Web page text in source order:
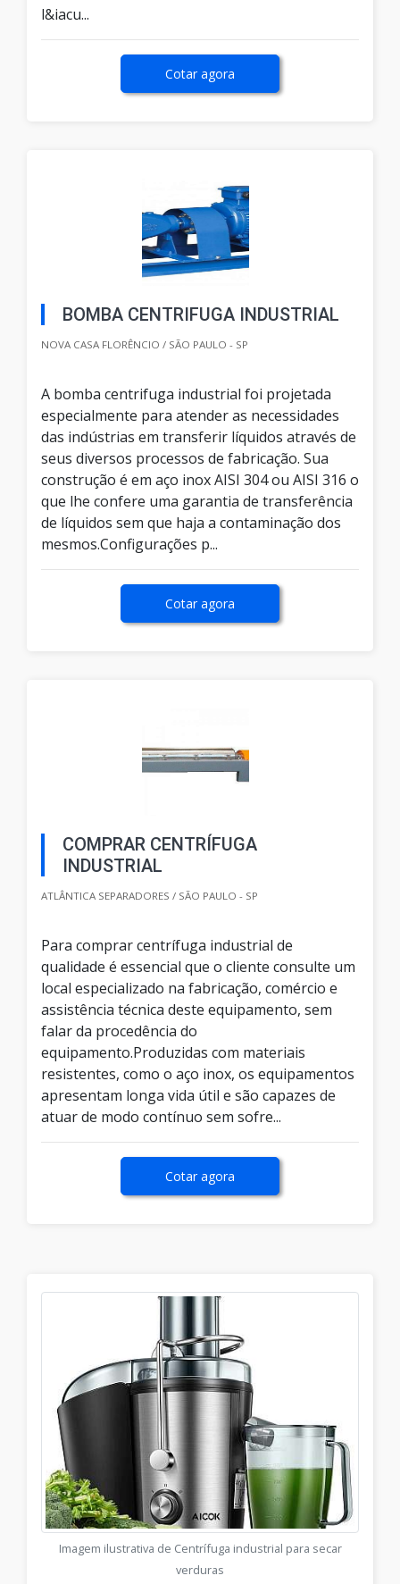
l&iacu...
Cotar agora
BOMBA CENTRIFUGA INDUSTRIAL
NOVA CASA FLORÊNCIO / SÃO PAULO - SP
A bomba centrifuga industrial foi projetada
especialmente para atender as necessidades
das indústrias em transferir líquidos através de
seus diversos processos de fabricação. Sua
construção é em aço inox AISI 304 ou AISI 316 o
que lhe confere uma garantia de transferência
de líquidos sem que haja a contaminação dos
mesmos.Configurações p...
Cotar agora
COMPRAR CENTRÍFUGA
INDUSTRIAL
ATLÂNTICA SEPARADORES / SÃO PAULO - SP
Para comprar centrífuga industrial de
qualidade é essencial que o cliente consulte um
local especializado na fabricação, comércio e
assistência técnica deste equipamento, sem
falar da procedência do
equipamento.Produzidas com materiais
resistentes, como o aço inox, os equipamentos
apresentam longa vida útil e são capazes de
atuar de modo contínuo sem sofre...
Cotar agora
Imagem ilustrativa de Centrífuga industrial para secar
verduras